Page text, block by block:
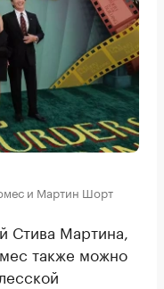
и Мартин Шорт
Стива Мартина,
также можно